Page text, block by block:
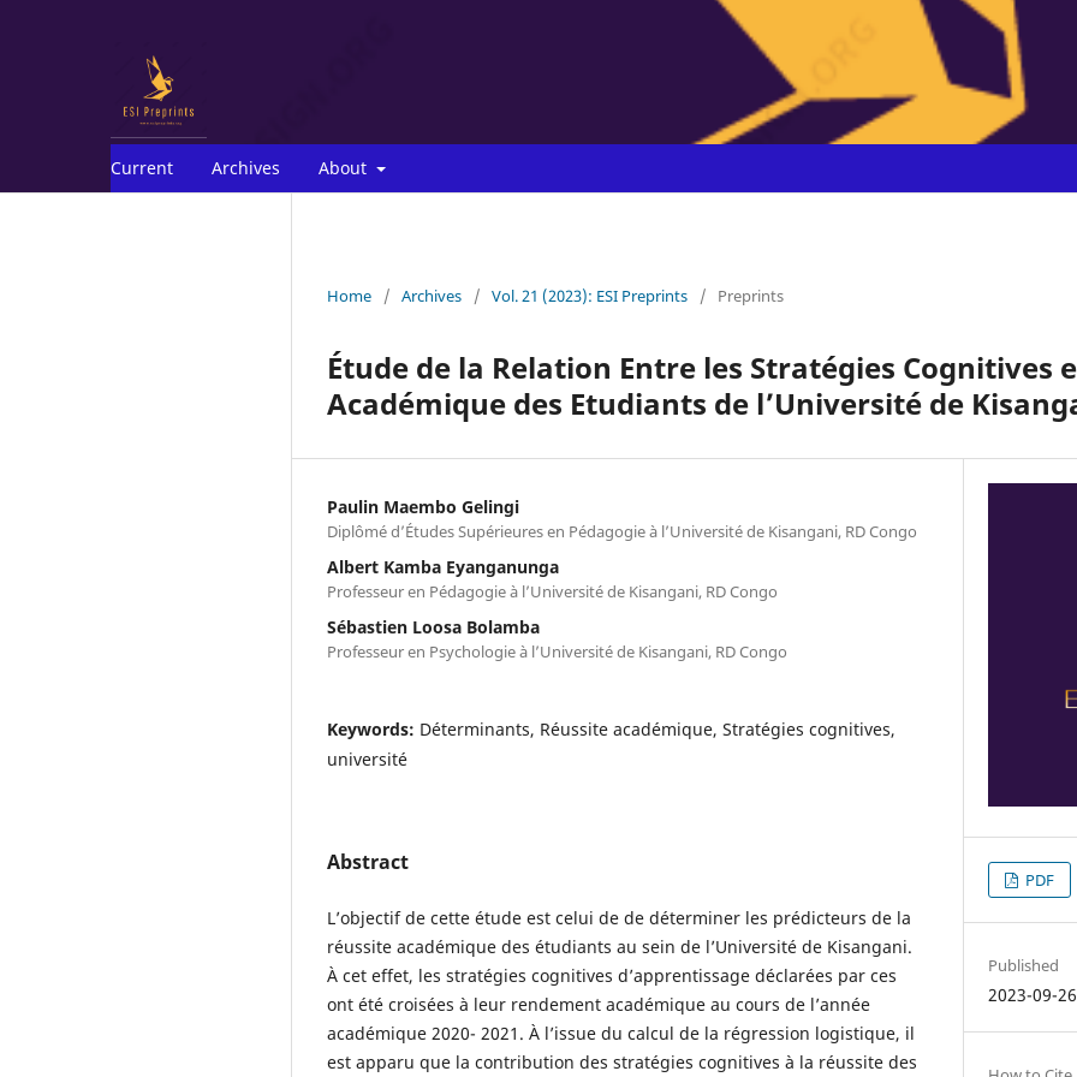
Current Archives About
Home / Archives / Vol. 21 (2023): ESI Preprints / Preprints
Étude de la Relation Entre les Stratégies Cognitives
Académique des Etudiants de l’Université de
Paulin Maembo Gelingi
Diplômé d’Études Supérieures en Pédagogie à l’Université de Kisangani, RD Congo
Albert Kamba Eyanganunga
Professeur en Pédagogie à l’Université de Kisangani, RD Congo
Sébastien Loosa Bolamba
Professeur en Psychologie à l’Université de Kisangani, RD Congo
Keywords: Déterminants, Réussite académique, Stratégies cognitives,
université
Abstract
L’objectif de cette étude est celui de de déterminer les prédicteurs de la
réussite académique des étudiants au sein de l’Université de Kisangani.
À cet effet, les stratégies cognitives d’apprentissage déclarées par ces
ont été croisées à leur rendement académique au cours de l’année
académique 2020- 2021. À l’issue du calcul de la régression logistique, il
est apparu que la contribution des stratégies cognitives à la réussite des
PDF
Published
2023-09-26